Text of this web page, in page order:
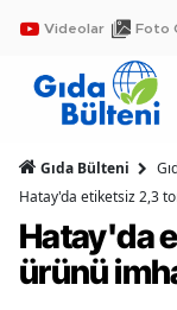
Videolar Foto
Gıda Bülteni
Hatay'da etiketsiz 2,3
Hatay'da
ürünü